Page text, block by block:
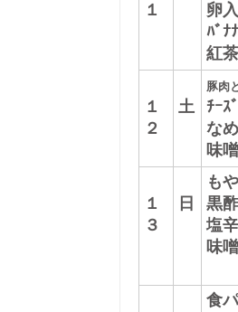
１
卵
ﾊﾞﾅﾅ
紅茶
１
２
土
豚肉
ﾁｰｽ
な
味
１
３
日
も
黒
塩辛
味
食